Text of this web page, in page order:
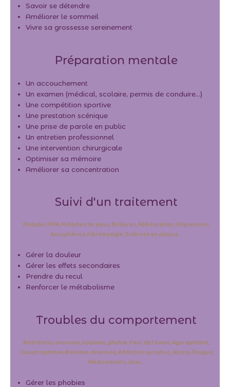
Savoir se détendre
Améliorer le sommeil
Vivre sa grossesse sereinement
Préparation mentale
Un accouchement
Un examen (médical, scolaire, permis de conduire…)
Une compétition sportive
Une prestation scénique
Une prise de parole en public
Un entretien professionnel
Une intervention chirurgicale
Optimiser sa mémoire
Améliorer sa concentration
Suivi d'un traitement
Maladie, PMA, Maladies de peau, Brûlures, Rééducation, Dépression,
Acouphènes, Fibromyalgie, Sclérose en plaque…
Gérer la douleur
Gérer les effets secondaires
Prendre du recul
Renforcer le métabolisme
Troubles du comportement
Addictions, anorexie, boulimie, phobie, Peur de l’avion, Agoraphobie,
Claustrophobie, Boulimie, Anorexie, Addiction au tabac, Alcool, Drogue,
Médicaments, Jeux…
Gérer les phobies